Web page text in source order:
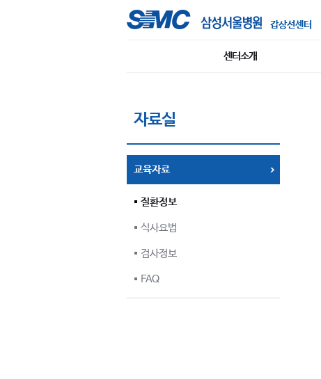
갑상선센터
센터소개
자료실
교육자료
질환정보
식사요법
검사정보
FAQ